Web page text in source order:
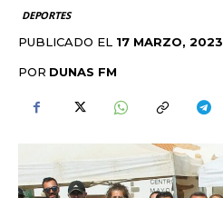
DEPORTES
PUBLICADO EL 17 MARZO, 2023
POR DUNAS FM